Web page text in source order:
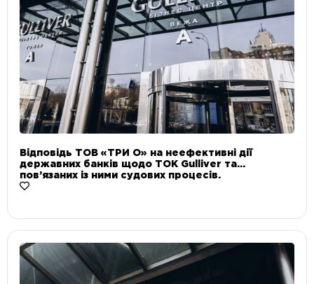
Відповідь ТОВ «ТРИ О» на неефективні дії
державних банків щодо ТОК Gulliver та
пов’язаних із ними судових процесів.